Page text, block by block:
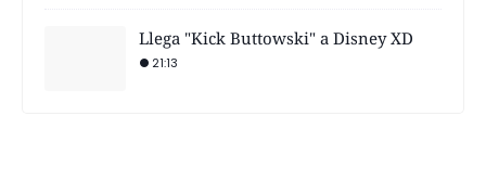
Llega "Kick Buttowski" a Disney XD
21:13